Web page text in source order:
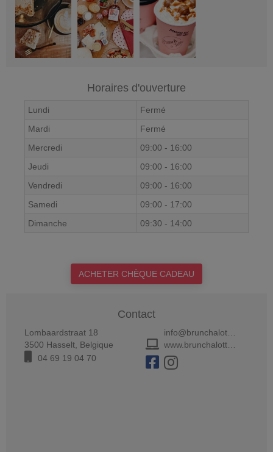
Horaires d'ouverture
Lundi
Fermé
Mardi
Fermé
Mercredi
09:00 - 16:00
Jeudi
09:00 - 16:00
Vendredi
09:00 - 16:00
Samedi
09:00 - 17:00
Dimanche
09:30 - 14:00
ACHETER CHÈQUE CADEAU
Contact
Lombaardstraat 18
3500 Hasselt, Belgique
04 69 19 04 70
info@brunchalotte.be
www.brunchalotte.be